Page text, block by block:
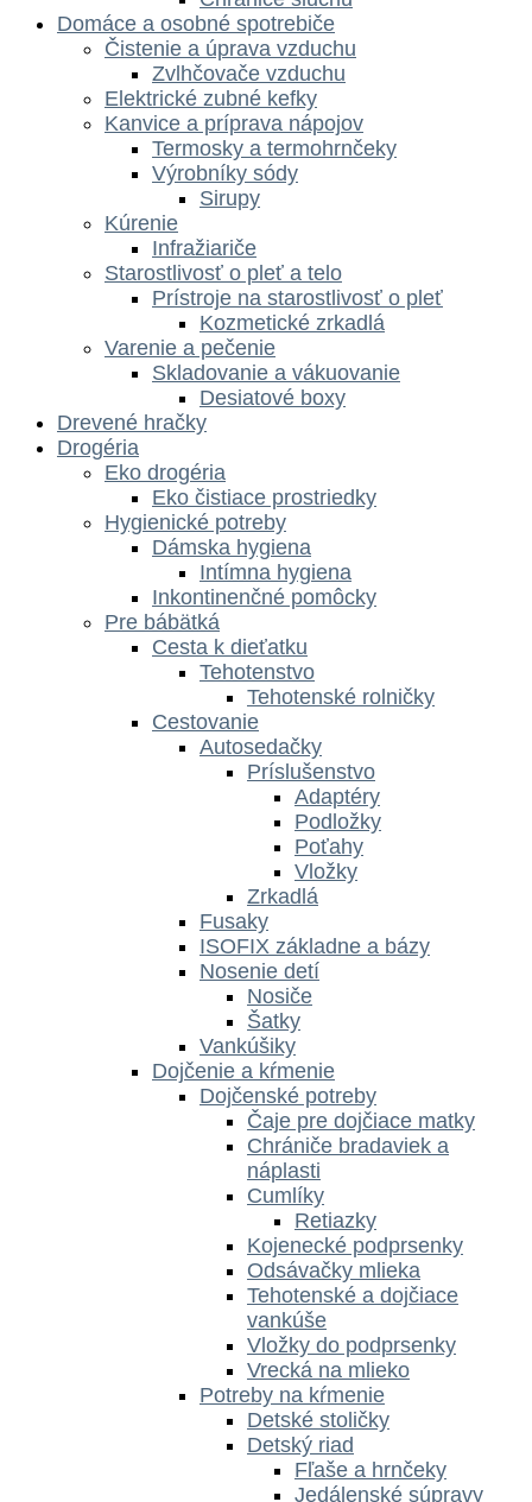
Domáce a osobné spotrebiče
Čistenie a úprava vzduchu
Zvlhčovače vzduchu
Elektrické zubné kefky
Kanvice a príprava nápojov
Termosky a termohrnčeky
Výrobníky sódy
Sirupy
Kúrenie
Infražiariče
Starostlivosť o pleť a telo
Prístroje na starostlivosť o pleť
Kozmetické zrkadlá
Varenie a pečenie
Skladovanie a vákuovanie
Desiatové boxy
Drevené hračky
Drogéria
Eko drogéria
Eko čistiace prostriedky
Hygienické potreby
Dámska hygiena
Intímna hygiena
Inkontinenčné pomôcky
Pre bábätká
Cesta k dieťatku
Tehotenstvo
Tehotenské rolničky
Cestovanie
Autosedačky
Príslušenstvo
Adaptéry
Podložky
Poťahy
Vložky
Zrkadlá
Fusaky
ISOFIX základne a bázy
Nosenie detí
Nosiče
Šatky
Vankúšiky
Dojčenie a kŕmenie
Dojčenské potreby
Čaje pre dojčiace matky
Chrániče bradaviek a
náplasti
Cumlíky
Retiazky
Kojenecké podprsenky
Odsávačky mlieka
Tehotenské a dojčiace
vankúše
Vložky do podprsenky
Vrecká na mlieko
Potreby na kŕmenie
Detské stoličky
Detský riad
Fľaše a hrnčeky
Jedálenské súpravy